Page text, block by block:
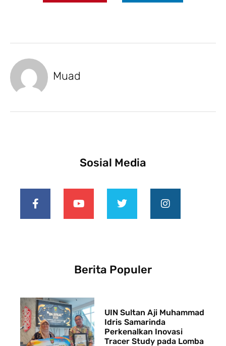
Muad
Sosial Media
Berita Populer
UIN Sultan Aji Muhammad
Idris Samarinda
Perkenalkan Inovasi
Tracer Study pada Lomba